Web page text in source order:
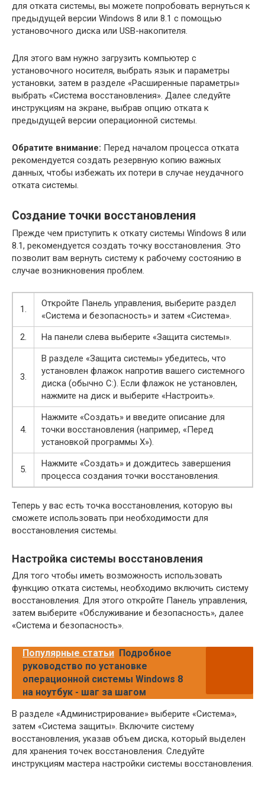
для отката системы, вы можете попробовать вернуться к
предыдущей версии Windows 8 или 8.1 с помощью
установочного диска или USB-накопителя.
Для этого вам нужно загрузить компьютер с
установочного носителя, выбрать язык и параметры
установки, затем в разделе «Расширенные параметры»
выбрать «Система восстановления». Далее следуйте
инструкциям на экране, выбрав опцию отката к
предыдущей версии операционной системы.
Обратите внимание: Перед началом процесса отката
рекомендуется создать резервную копию важных
данных, чтобы избежать их потери в случае неудачного
отката системы.
Создание точки восстановления
Прежде чем приступить к откату системы Windows 8 или
8.1, рекомендуется создать точку восстановления. Это
позволит вам вернуть систему к рабочему состоянию в
случае возникновения проблем.
1.
Откройте Панель управления, выберите раздел
«Система и безопасность» и затем «Система».
2.
На панели слева выберите «Защита системы».
3.
В разделе «Защита системы» убедитесь, что
установлен флажок напротив вашего системного
диска (обычно C:). Если флажок не установлен,
нажмите на диск и выберите «Настроить».
4.
Нажмите «Создать» и введите описание для
точки восстановления (например, «Перед
установкой программы X»).
5.
Нажмите «Создать» и дождитесь завершения
процесса создания точки восстановления.
Теперь у вас есть точка восстановления, которую вы
сможете использовать при необходимости для
восстановления системы.
Настройка системы восстановления
Для того чтобы иметь возможность использовать
функцию отката системы, необходимо включить систему
восстановления. Для этого откройте Панель управления,
затем выберите «Обслуживание и безопасность», далее
«Система и безопасность».
Популярные статьи Подробное
руководство по установке
операционной системы Windows 8
на ноутбук - шаг за шагом
В разделе «Администрирование» выберите «Система»,
затем «Система защиты». Включите систему
восстановления, указав объем диска, который выделен
для хранения точек восстановления. Следуйте
инструкциям мастера настройки системы восстановления.